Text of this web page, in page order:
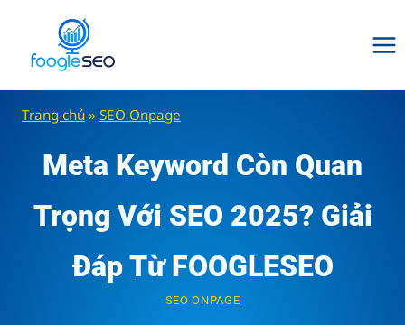
content
Trang chủ » SEO Onpage
Meta Keyword Còn Quan
Trọng Với SEO 2025? Giải
Đáp Từ FOOGLESEO
SEO ONPAGE